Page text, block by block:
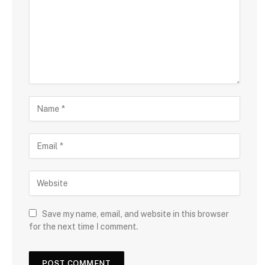
Save my name, email, and website in this browser
for the next time I comment.